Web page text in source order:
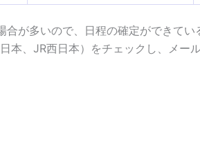
合が多いので、日程の確定ができてい
日本、JR西日本）をチェックし、メー